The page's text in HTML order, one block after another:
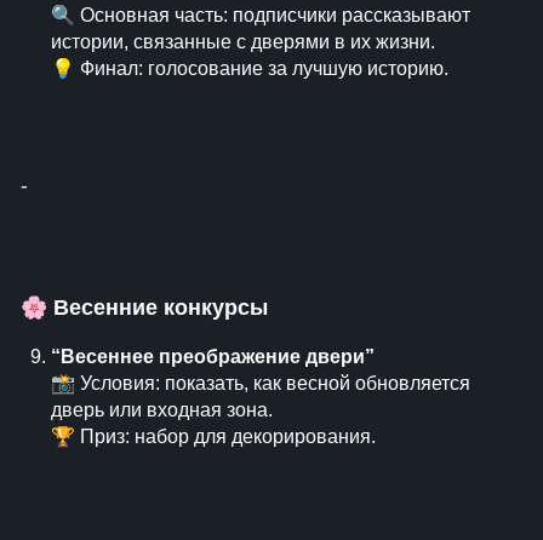
🔍 Основная часть: подписчики рассказывают
истории, связанные с дверями в их жизни.
💡 Финал: голосование за лучшую историю.
⁃
🌸 Весенние конкурсы
“Весеннее преображение двери”
📸 Условия: показать, как весной обновляется
дверь или входная зона.
🏆 Приз: набор для декорирования.